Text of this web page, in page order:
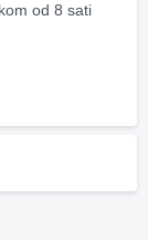
od 8 sati